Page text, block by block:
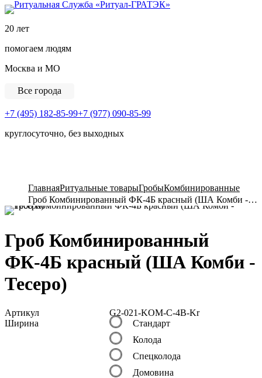
20 лет
помогаем людям
Москва и МО
Все города
+7 (495) 182-85-99+7 (977) 090-85-99
круглосуточно, без выходных
ГлавнаяРитуальные товарыГробыКомбинированные
Гроб Комбинированный ФК-4Б красный (ША Комби - Тесеро)
Гроб Комбинированный
ФК-4Б красный (ША Комби -
Тесеро)
Артикул
G2-021-KOM-C-4B-Kr
Ширина
Стандарт
Колода
Спецколода
Домовина